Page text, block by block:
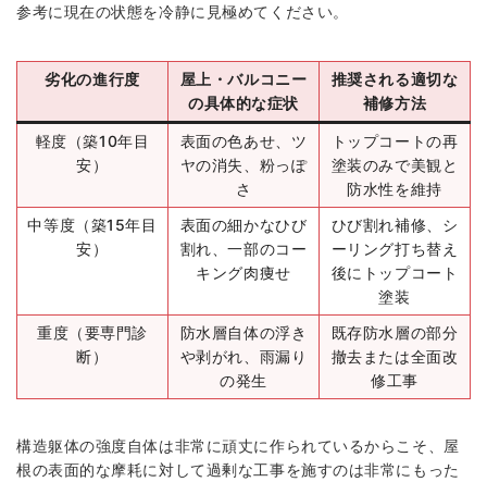
参考に現在の状態を冷静に見極めてください。
劣化の進行度
屋上・バルコニー
の具体的な症状
推奨される適切な
補修方法
軽度（築10年目
安）
表面の色あせ、ツ
ヤの消失、粉っぽ
さ
トップコートの再
塗装のみで美観と
防水性を維持
中等度（築15年目
安）
表面の細かなひび
割れ、一部のコー
キング肉痩せ
ひび割れ補修、シ
ーリング打ち替え
後にトップコート
塗装
重度（要専門診
断）
防水層自体の浮き
や剥がれ、雨漏り
の発生
既存防水層の部分
撤去または全面改
修工事
構造躯体の強度自体は非常に頑丈に作られているからこそ、屋
根の表面的な摩耗に対して過剰な工事を施すのは非常にもった